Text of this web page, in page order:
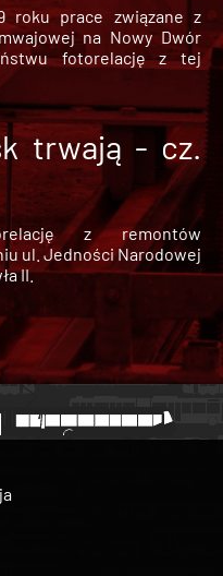
roku prace związane z
na Nowy Dwór
fotorelację z tej
trwają - cz.
z remontów
ul. Jedności Narodowej
II.